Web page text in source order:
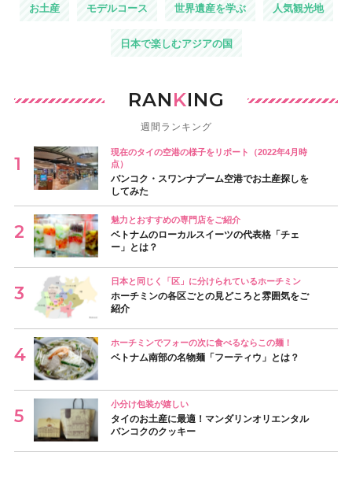
お土産 モデルコース 世界遺産を学ぶ 人気観光地
日本で楽しむアジアの国
RANKING
週間ランキング
現在のタイの空港の様子をリポート（2022年4月時
点）
バンコク・スワンナプーム空港でお土産探しを
してみた
魅力とおすすめの専門店をご紹介
ベトナムのローカルスイーツの代表格「チェ
ー」とは？
日本と同じく「区」に分けられているホーチミン
ホーチミンの各区ごとの見どころと雰囲気をご
紹介
ホーチミンでフォーの次に食べるならこの麺！
ベトナム南部の名物麺「フーティウ」とは？
小分け包装が嬉しい
タイのお土産に最適！マンダリンオリエンタル
バンコクのクッキー